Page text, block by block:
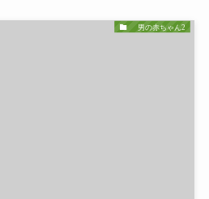
男の赤ちゃん2